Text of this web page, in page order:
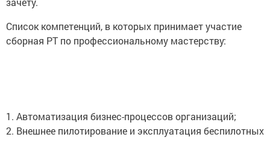
Список компетенций, в которых принимает участие
сборная РТ по профессиональному мастерству:
1. Автоматизация бизнес-процессов организаций;
2. Внешнее пилотирование и эксплуатация беспилотных